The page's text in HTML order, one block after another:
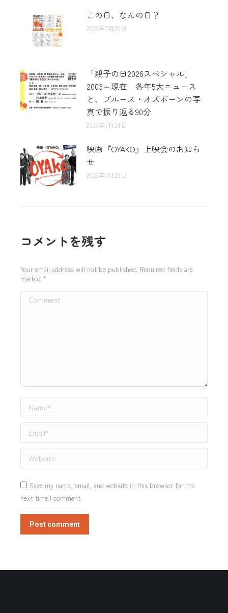
この日、なんの日？
2026年7月25日
「親子の日2026スペシャル」
2003～現在 各年5大ニュース
と、ブルース・オズボーンの写
真で振り返る90分
2026年7月24日
映画『OYAKO』上映会のお知ら
せ
2026年7月23日
コメントを残す
Your email address will not be published. Required fields are
marked *
Comment
Name *
Email *
Website
Save my name, email, and website in this browser for the
next time I comment.
Post comment